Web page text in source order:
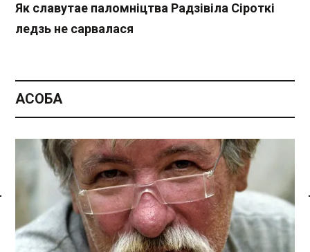
Спасылка без VPN
Як славутае паломніцтва Радзівіла Сіроткі
ледзь не сарвалася
АСОБА